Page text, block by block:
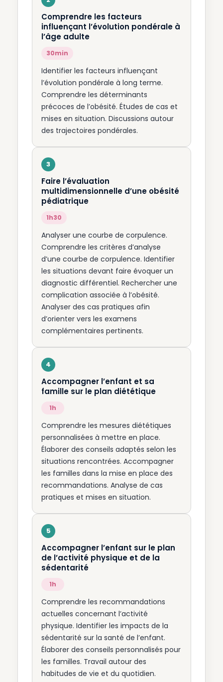
Comprendre les facteurs
influençant l’évolution pondérale à
l’âge adulte
Identifier les facteurs influençant
l’évolution pondérale à long terme.
Comprendre les déterminants
précoces de l’obésité. Études de cas et
mises en situation. Discussions autour
des trajectoires pondérales.
30min
Faire l’évaluation
multidimensionnelle d’une obésité
pédiatrique
Analyser une courbe de corpulence.
Comprendre les critères d’analyse
d’une courbe de corpulence. Identifier
les situations devant faire évoquer un
diagnostic différentiel. Rechercher une
complication associée à l’obésité.
Analyser des cas pratiques afin
d’orienter vers les examens
complémentaires pertinents.
1h30
Accompagner l’enfant et sa
famille sur le plan diététique
Comprendre les mesures diététiques
personnalisées à mettre en place.
Élaborer des conseils adaptés selon les
situations rencontrées. Accompagner
les familles dans la mise en place des
recommandations. Analyse de cas
pratiques et mises en situation.
1h
Accompagner l’enfant sur le plan
de l’activité physique et de la
sédentarité
Comprendre les recommandations
actuelles concernant l’activité
physique. Identifier les impacts de la
sédentarité sur la santé de l’enfant.
Élaborer des conseils personnalisés pour
les familles. Travail autour des
habitudes de vie et du quotidien.
1h